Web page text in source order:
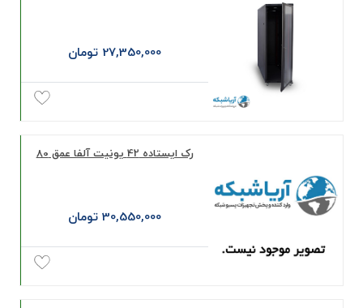
27,350,000 تومان
رک ایستاده 42 یونیت آلفا عمق 80
30,550,000 تومان